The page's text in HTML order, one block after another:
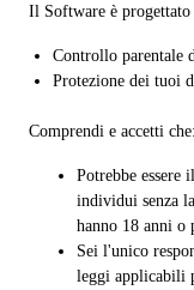
Il Software è progettato
Controllo parentale
Protezione dei tuoi
Comprendi e accetti che:
Potrebbe essere
individui senza
hanno 18 anni o
Sei l'unico
leggi applicabili